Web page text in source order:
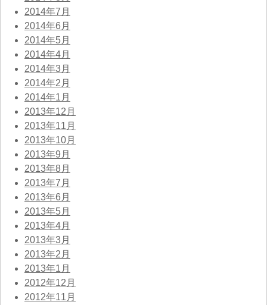
2014年7月
2014年6月
2014年5月
2014年4月
2014年3月
2014年2月
2014年1月
2013年12月
2013年11月
2013年10月
2013年9月
2013年8月
2013年7月
2013年6月
2013年5月
2013年4月
2013年3月
2013年2月
2013年1月
2012年12月
2012年11月